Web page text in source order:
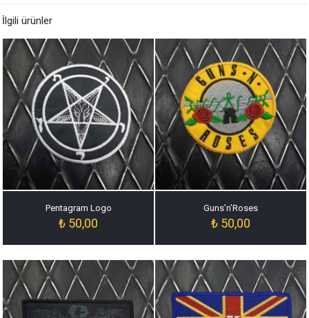
İlgili ürünler
Pentagram Logo
₺ 50,00
Guns’n’Roses
₺ 50,00